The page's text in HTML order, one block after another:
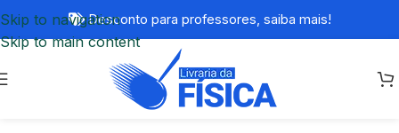
Skip to navigation
Skip to main content
Desconto para professores, saiba mais!